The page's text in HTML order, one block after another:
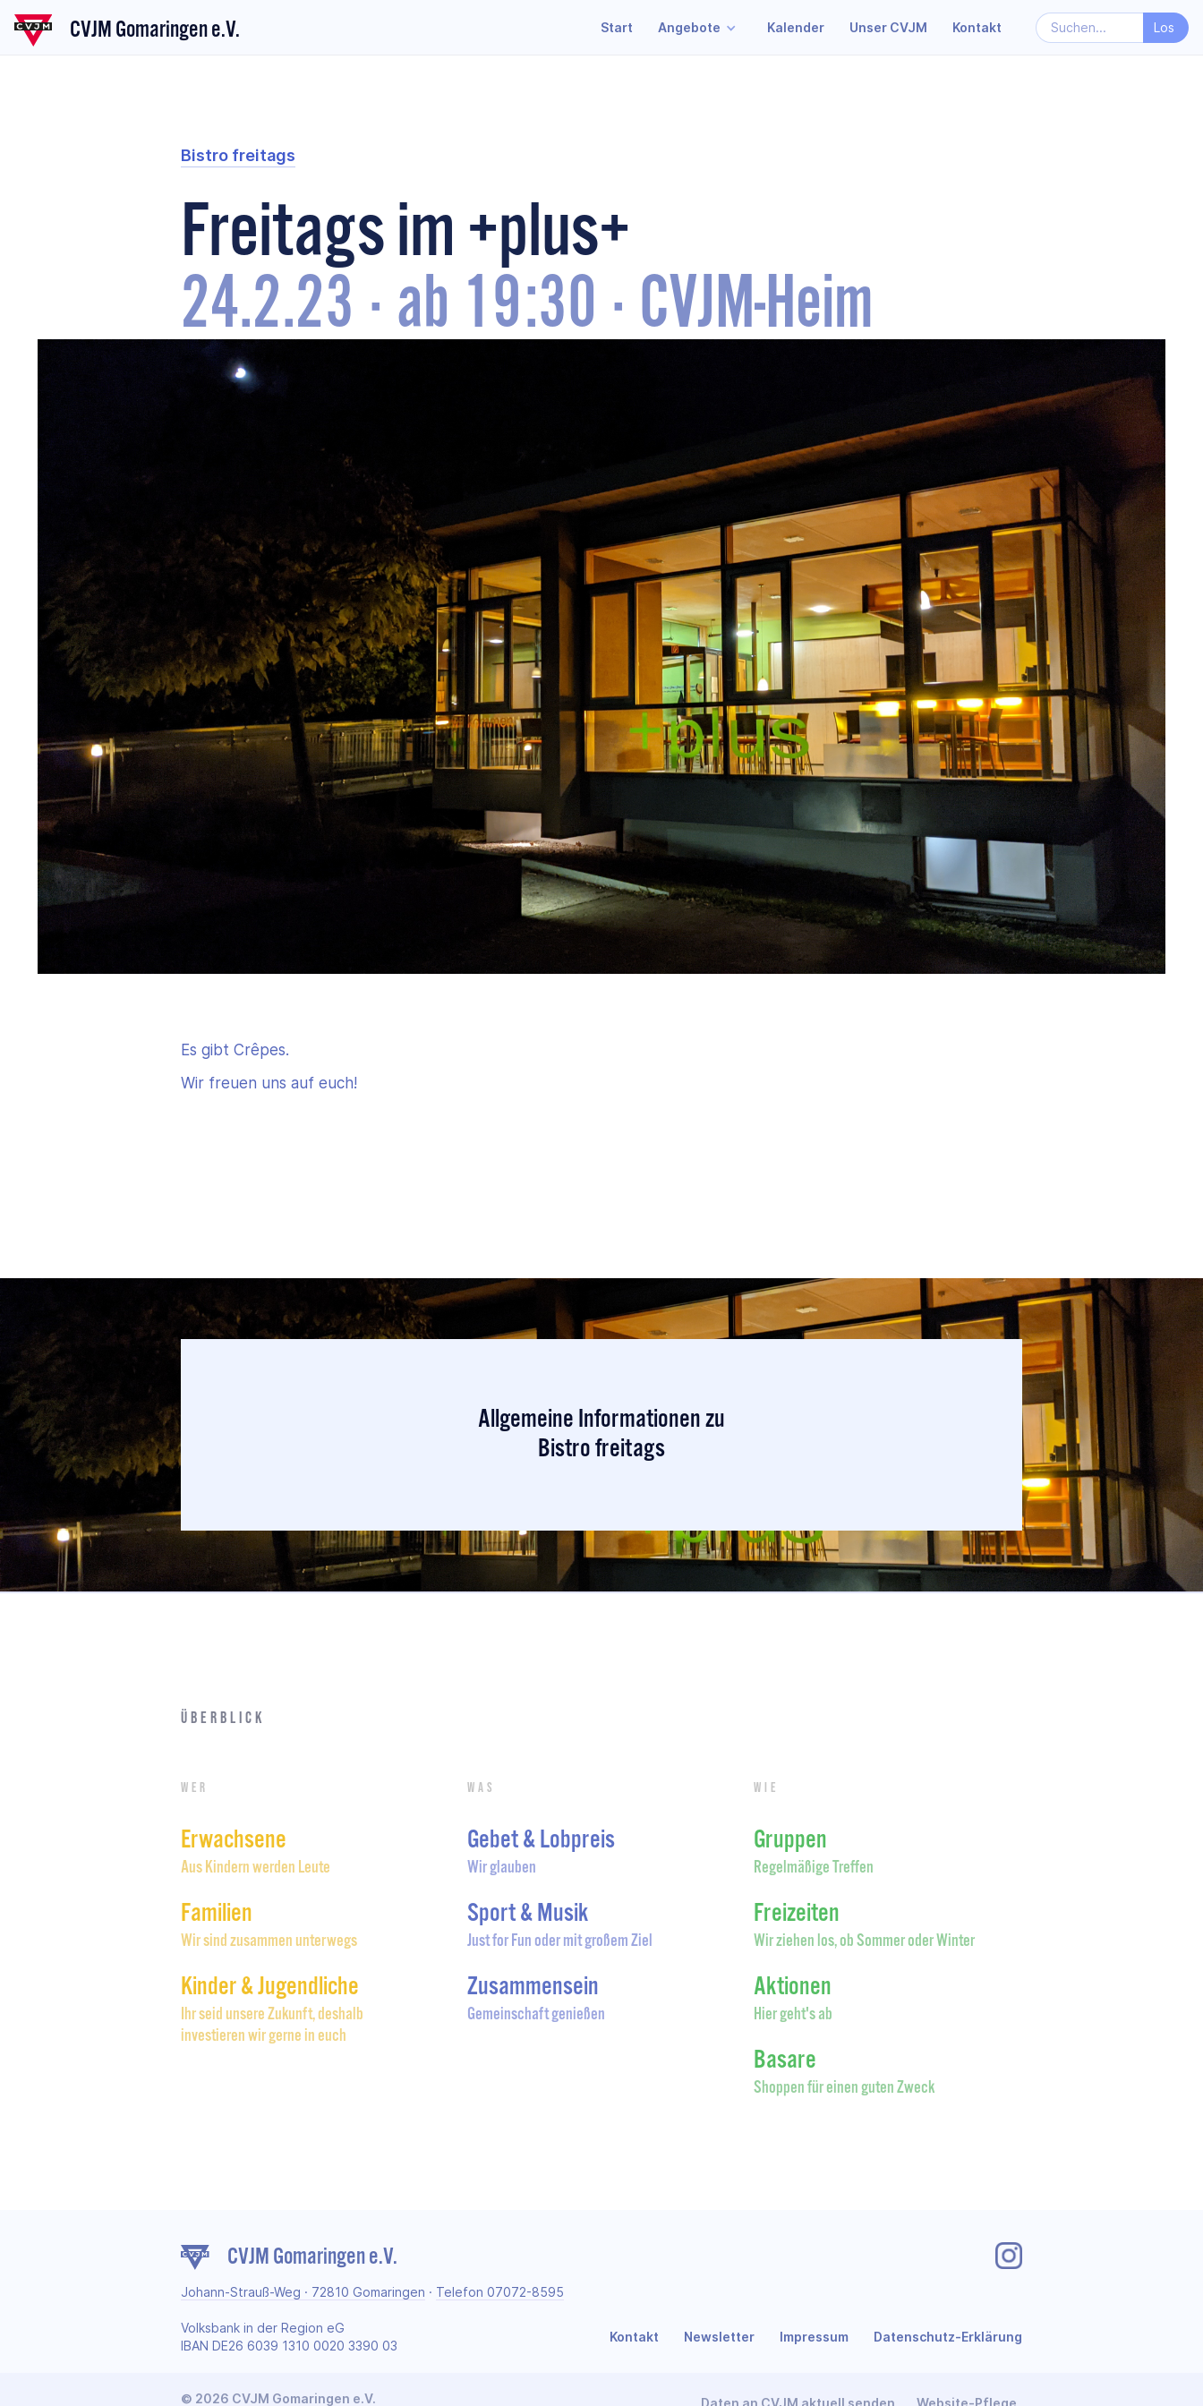
CVJM Gomaringen e.V. Start Angebote Kalender Unser CVJM Kontakt
Bistro freitags
Freitags im +plus+
24.2.23 · ab 19:30 · CVJM-Heim
Es gibt Crêpes.
Wir freuen uns auf euch!
Allgemeine Informationen zu
Bistro freitags
Überblick
Wer
Erwachsene
Aus Kindern werden Leute
Familien
Wir sind zusammen unterwegs
Kinder & Jugendliche
Ihr seid unsere Zukunft, deshalb
investieren wir gerne in euch
Was
Gebet & Lobpreis
Wir glauben
Sport & Musik
Just for Fun oder mit großem Ziel
Zusammensein
Gemeinschaft genießen
Wie
Gruppen
Regelmäßige Treffen
Freizeiten
Wir ziehen los, ob Sommer oder Winter
Aktionen
Hier geht's ab
Basare
Shoppen für einen guten Zweck
CVJM Gomaringen e.V.
Johann-Strauß-Weg · 72810 Gomaringen · Telefon 07072-8595
Volksbank in der Region eG
IBAN DE26 6039 1310 0020 3390 03
Kontakt Newsletter Impressum Datenschutz-Erklärung
© 2026 CVJM Gomaringen e.V. Daten an CVJM aktuell senden Website-Pflege